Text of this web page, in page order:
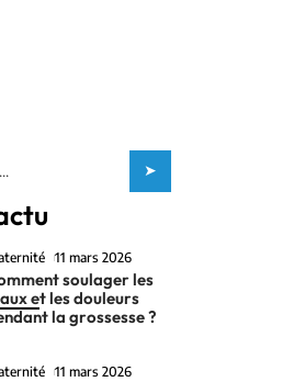
11 mars 2026
soulager les
et les douleurs
la grossesse ?
11 mars 2026